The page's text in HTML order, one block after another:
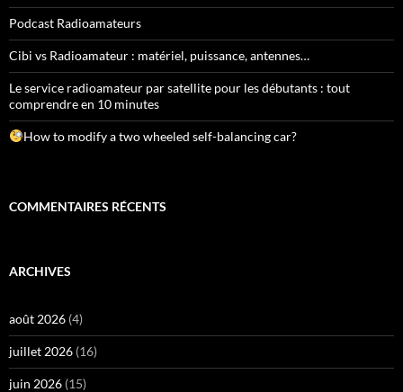
Podcast Radioamateurs
Cibi vs Radioamateur : matériel, puissance, antennes…
Le service radioamateur par satellite pour les débutants : tout
comprendre en 10 minutes
How to modify a two wheeled self-balancing car?
COMMENTAIRES RÉCENTS
ARCHIVES
août 2026 (4)
juillet 2026 (16)
juin 2026 (15)